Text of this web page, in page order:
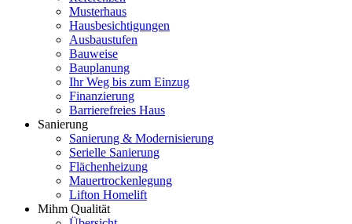
Musterhaus
Hausbesichtigungen
Ausbaustufen
Bauweise
Bauplanung
Ihr Weg bis zum Einzug
Finanzierung
Barrierefreies Haus
Sanierung
Sanierung & Modernisierung
Serielle Sanierung
Flächenheizung
Mauertrockenlegung
Lifton Homelift
Mihm Qualität